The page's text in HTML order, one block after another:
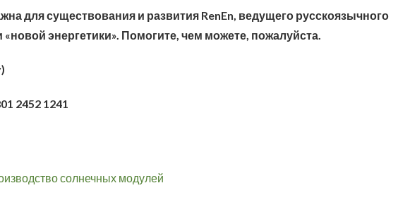
для существования и развития RenEn, ведущего русскоязычного
энергетики». Помогите, чем можете, пожалуйста.
2452 1241
солнечных модулей